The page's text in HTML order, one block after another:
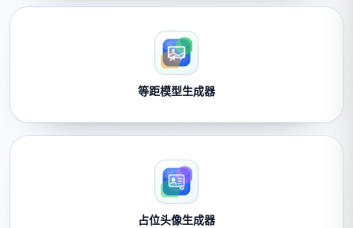
等距模型生成器
占位头像生成器